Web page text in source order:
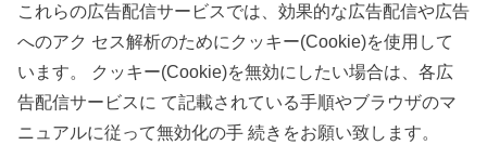
これらの広告配信サービスでは、効果的な広告配信や広告
へのアク セス解析のためにクッキー(Cookie)を使用して
います。 クッキー(Cookie)を無効にしたい場合は、各広
告配信サービスに て記載されている手順やブラウザのマ
ニュアルに従って無効化の手 続きをお願い致します。